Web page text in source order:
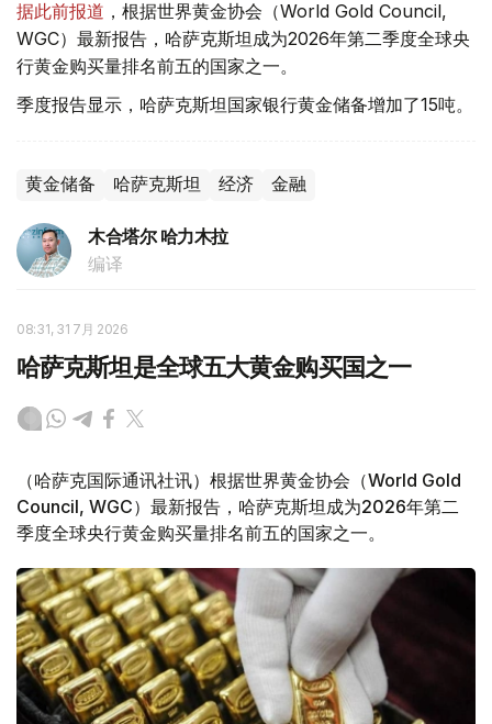
据此前报道 ，根据世界黄金协会（World Gold Council,
WGC）最新报告，哈萨克斯坦成为2026年第二季度全球央
行黄金购买量排名前五的国家之一。
季度报告显示，哈萨克斯坦国家银行黄金储备增加了15吨。
黄金储备 哈萨克斯坦 经济 金融
木合塔尔 哈力木拉
编译
08:31, 31 7月 2026
哈萨克斯坦是全球五大黄金购买国之一
（哈萨克国际通讯社讯）根据世界黄金协会（World Gold
Council, WGC）最新报告，哈萨克斯坦成为2026年第二
季度全球央行黄金购买量排名前五的国家之一。